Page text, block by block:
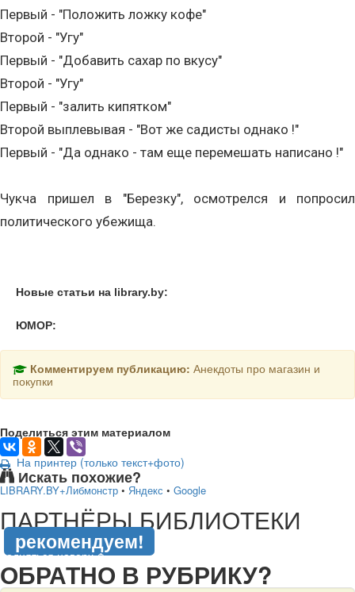
Пеpвый - "Положить ложку кофе"
Втоpой - "Угу"
Пеpвый - "Добавить сахаp по вкусу"
Втоpой - "Угу"
Пеpвый - "залить кипятком"
Втоpой выплевывая - "Вот же садисты однако !"
Пеpвый - "Да однако - там еще пеpемешать написано !"
Чукча пришел в "Березку", осмотрелся и попросил
политического убежища.
Новые статьи на library.by:
ЮМОР:
Комментируем публикацию: Анекдоты про магазин и
покупки
Поделиться этим материалом
На принтер (только текст+фото)
Искать похожие?
LIBRARY.BY+Либмонстр • Яндекс • Google
ПАРТНЁРЫ БИБЛИОТЕКИ
рекомендуем!
подняться наверх ↑
ОБРАТНО В РУБРИКУ?